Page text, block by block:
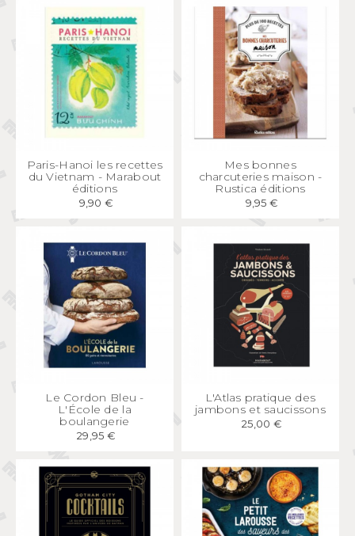
APERÇU RAPIDE
Paris-Hanoi les recettes
du Vietnam - Marabout
éditions
9,90 €
APERÇUMes bonnes
charcuteries maison -
Rustica éditions
9,95 €
APERÇU
Le Cordon Bleu -
L'École de la
boulangerie
29,95 €
APERÇU RAPIDE
L'Atlas pratique des
jambons et saucissons
25,00 €